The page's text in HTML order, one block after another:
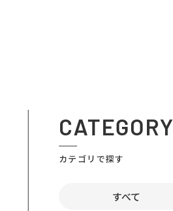
CATEGORY
カテゴリで探す
すべて